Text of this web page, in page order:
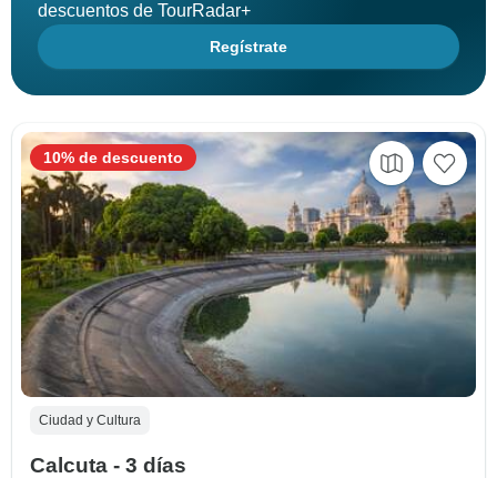
descuentos de TourRadar+
Regístrate
Ciudad y Cultura
Calcuta - 3 días
10% de descuento